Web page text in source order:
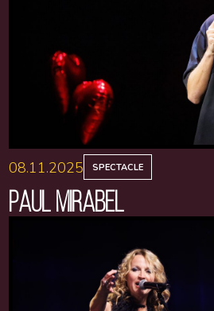
08.11.2025 SPECTACLE
PAUL MIRABEL